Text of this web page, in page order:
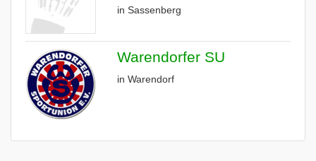
in Sassenberg
Warendorfer SU
in Warendorf